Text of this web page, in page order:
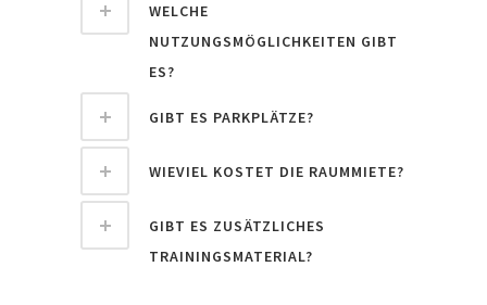
WELCHE
NUTZUNGSMÖGLICHKEITEN GIBT
ES?
GIBT ES PARKPLÄTZE?
WIEVIEL KOSTET DIE RAUMMIETE?
GIBT ES ZUSÄTZLICHES
TRAININGSMATERIAL?